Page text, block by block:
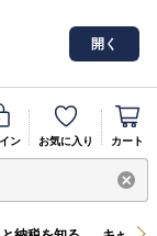
開く
ン お気に入り カート